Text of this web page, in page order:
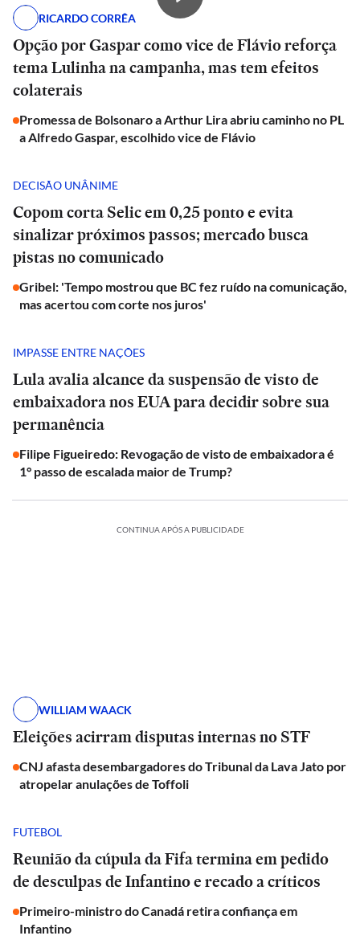
RICARDO CORRÊA
Opção por Gaspar como vice de Flávio reforça
tema Lulinha na campanha, mas tem efeitos
colaterais
Promessa de Bolsonaro a Arthur Lira abriu caminho no PL
a Alfredo Gaspar, escolhido vice de Flávio
DECISÃO UNÂNIME
Copom corta Selic em 0,25 ponto e evita
sinalizar próximos passos; mercado busca
pistas no comunicado
Gribel: 'Tempo mostrou que BC fez ruído na comunicação,
mas acertou com corte nos juros'
IMPASSE ENTRE NAÇÕES
Lula avalia alcance da suspensão de visto de
embaixadora nos EUA para decidir sobre sua
permanência
Filipe Figueiredo: Revogação de visto de embaixadora é
1° passo de escalada maior de Trump?
CONTINUA APÓS A PUBLICIDADE
WILLIAM WAACK
Eleições acirram disputas internas no STF
CNJ afasta desembargadores do Tribunal da Lava Jato por
atropelar anulações de Toffoli
FUTEBOL
Reunião da cúpula da Fifa termina em pedido
de desculpas de Infantino e recado a críticos
Primeiro-ministro do Canadá retira confiança em
Infantino